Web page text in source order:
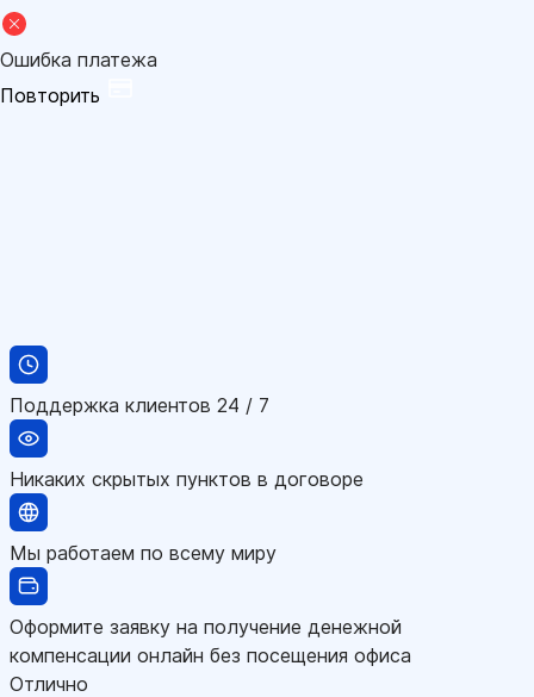
Ошибка платежа
Повторить
Поддержка клиентов 24 / 7
Никаких скрытых пунктов в договоре
Мы работаем по всему миру
Оформите заявку на получение денежной
компенсации онлайн без посещения офиса
Отлично